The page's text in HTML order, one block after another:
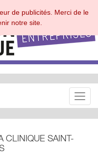
CLINIQUE SAINT-
de publicités. Merci de le
notre site.